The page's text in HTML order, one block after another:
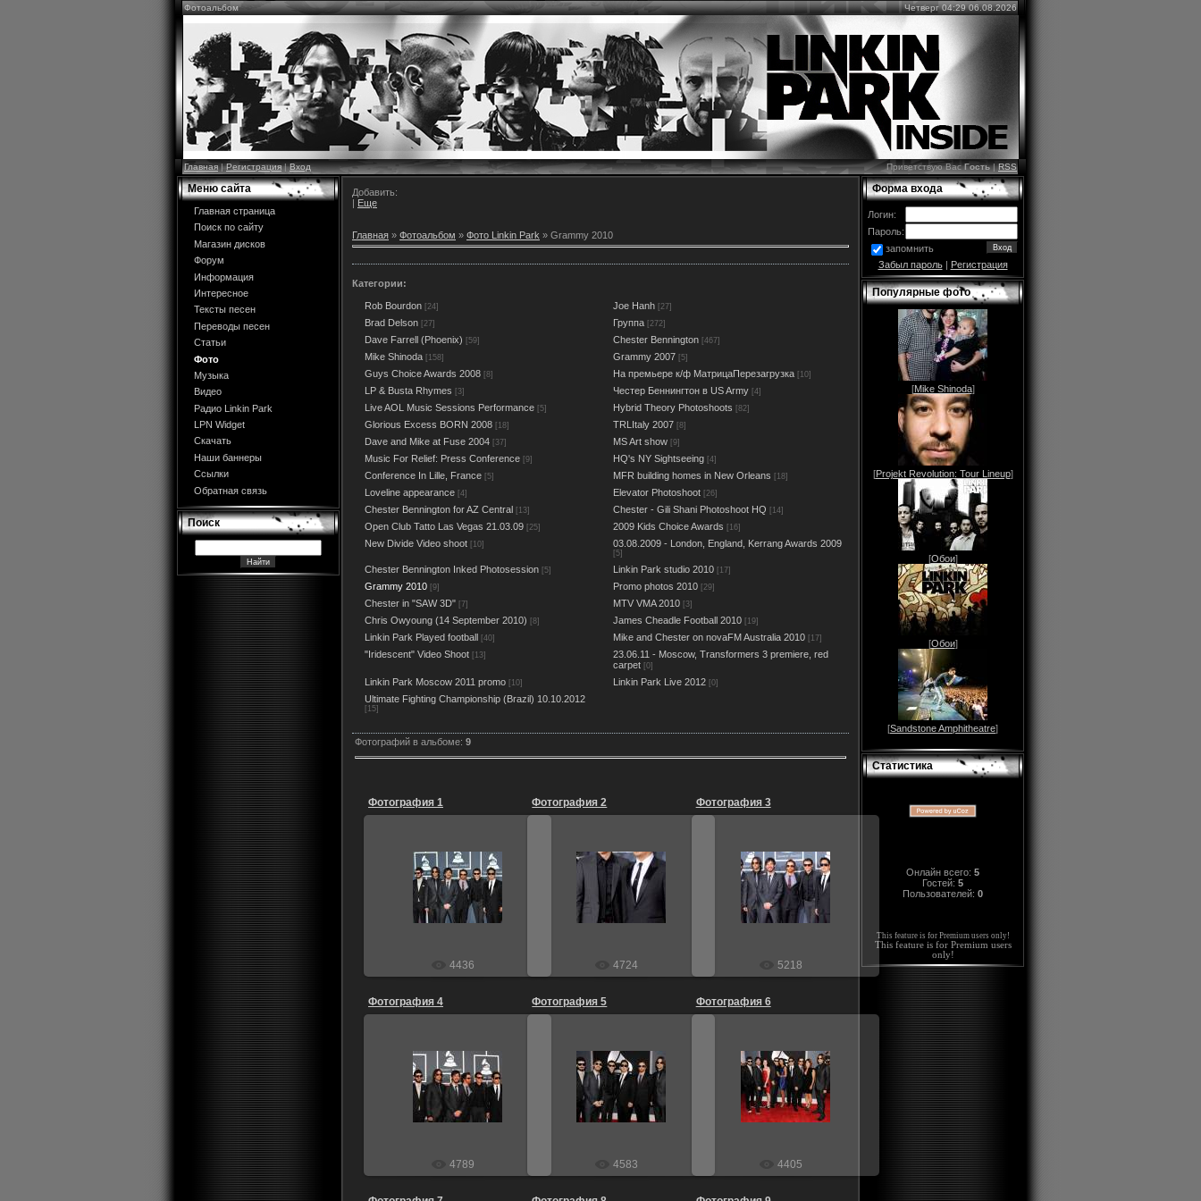
Фотоальбом Четверг 04:29 06.08.2026
Главная|Регистрация|Вход Приветствую ВасГость|RSS
Меню сайта
Главная страница
Поиск по сайту
Магазин дисков
Форум
Информация
Интересное
Тексты песен
Переводы песен
Статьи
Фото
Музыка
Видео
Радио Linkin Park
LPN Widget
Скачать
Наши баннеры
Ссылки
Обратная связь
Поиск
Добавить:
| Еще
Главная » Фотоальбом » Фото Linkin Park » Grammy 2010
Категории:
Rob Bourdon [24] Joe Hanh [27]
Brad Delson [27] Группа [272]
Dave Farrell (Phoenix) [59] Chester Bennington [467]
Mike Shinoda [158] Grammy 2007 [5]
Guys Choice Awards 2008 [8] На премьере к/ф МатрицаПерезагрузка [10]
LP & Busta Rhymes [3] Честер Беннингтон в US Army [4]
Live AOL Music Sessions Performance [5] Hybrid Theory Photoshoots [82]
Glorious Excess BORN 2008 [18] TRLItaly 2007 [8]
Dave and Mike at Fuse 2004 [37] MS Art show [9]
Music For Relief: Press Conference [9] HQ's NY Sightseeing [4]
Conference In Lille, France [5] MFR building homes in New Orleans [18]
Loveline appearance [4] Elevator Photoshoot [26]
Chester Bennington for AZ Central [13] Chester - Gili Shani Photoshoot HQ [14]
Open Club Tatto Las Vegas 21.03.09 [25] 2009 Kids Choice Awards [16]
New Divide Video shoot [10] 03.08.2009 - London, England, Kerrang Awards 2009
[5]
Chester Bennington Inked Photosession [5] Linkin Park studio 2010 [17]
Grammy 2010 [9] Promo photos 2010 [29]
Chester in "SAW 3D" [7] MTV VMA 2010 [3]
Chris Owyoung (14 September 2010) [8] James Cheadle Football 2010 [19]
Linkin Park Played football [40] Mike and Chester on novaFM Australia 2010 [17]
"Iridescent" Video Shoot [13]
23.06.11 - Moscow, Transformers 3 premiere, red
carpet [0]
Linkin Park Moscow 2011 promo [10] Linkin Park Live 2012 [0]
Ultimate Fighting Championship (Brazil) 10.10.2012
[15]
Фотографий в альбоме: 9
Фотография 1
01.02.2010
Infernal_Noise
4436
Фотография 2
01.02.2010
Infernal_Noise
4724
Фотография 3
01.02.2010
Infernal_Noise
5218
Фотография 4
01.02.2010
Infernal_Noise
4789
Фотография 5
01.02.2010
Infernal_Noise
4583
Фотография 6
01.02.2010
Infernal_Noise
4405
Форма входа
Логин:
Пароль:
запомнить
Забыл пароль| Регистрация
Популярные фото
[Mike Shinoda]
[Projekt Revolution: Tour Lineup]
[Обои]
[Обои]
[Sandstone Amphitheatre]
Статистика
Онлайн всего: 5
Гостей: 5
Пользователей: 0
This feature is for Premium users only!
This feature is for Premium users
only!